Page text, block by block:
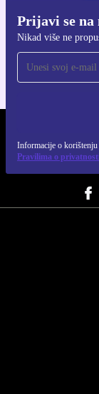
Prijavi se na
Nikad više ne
Informacije o korištenju
Pravilima o